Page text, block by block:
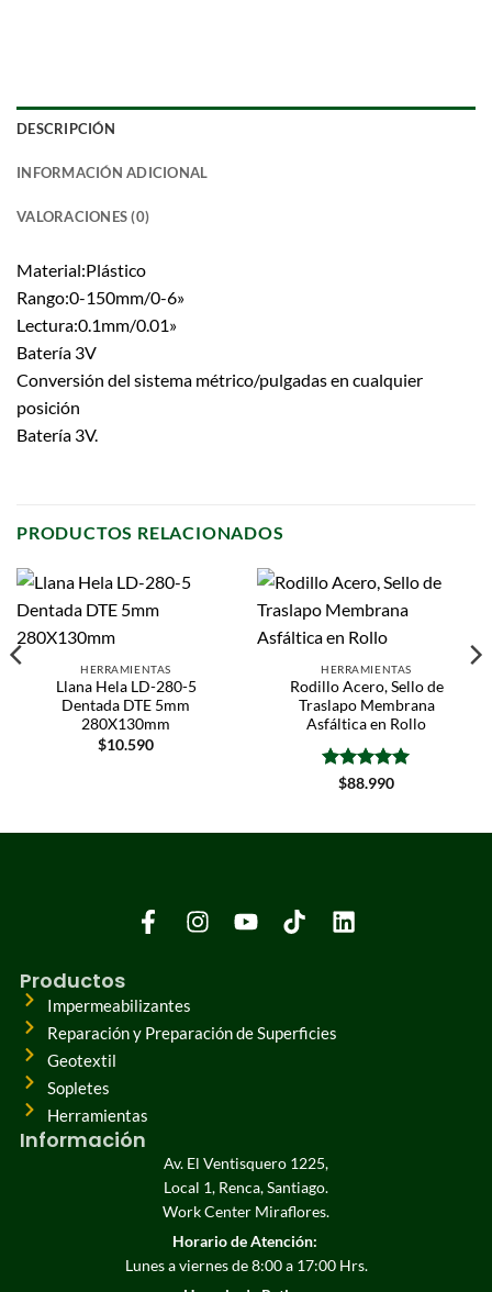
DESCRIPCIÓN
INFORMACIÓN ADICIONAL
VALORACIONES (0)
Material:Plástico
Rango:0-150mm/0-6»
Lectura:0.1mm/0.01»
Batería 3V
Conversión del sistema métrico/pulgadas en cualquier
posición
Batería 3V.
PRODUCTOS RELACIONADOS
HERRAMIENTAS
Llana Hela LD-280-5
Dentada DTE 5mm
280X130mm
$10.590
HERRAMIENTAS
Rodillo Acero, Sello de
Traslapo Membrana
Asfáltica en Rollo
Valorado
$88.990
Información
Av. El Ventisquero 1225,
Local 1, Renca, Santiago.
Work Center Miraflores.
Horario de Atención:
Lunes a viernes de 8:00 a 17:00 Hrs.
Productos
Impermeabilizantes
Reparación y Preparación de Superficies
Geotextil
Sopletes
Herramientas